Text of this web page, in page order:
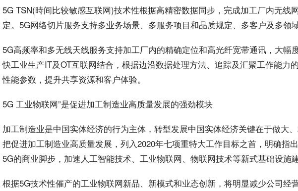
5G TSN(時间比较敏感互联网)技术性根据高精密数据同步，完成加工厂内无线
定。5G网络切片服务支持多业务场景、多服务项目和品质规定、多客户及多领
5G高频率和多无线天线服务支持加工厂内的精确定位和高光纤宽带通讯，大幅
快工业生产IT及OT互联网结合，根据边沿数据处理方法、追踪及汇聚工作能力
性能参数，提升共享资源和客户体验。
5G 工业物联网”是促进加工制造业高质量发展的强劲模块
加工制造业是中国实体经济的行为主体，转型发展中国实体经济关键在于做大
把促进加工制造业高质量发展，列入2020年七项重特大工作目标之首，明确指
5G的商业脚步，加速人工智能技术、工业物联网、物联网技术等新式基础设施
根据5G技术性催产的工业物联网新品、新模式和业态创新，将明显减少公司经